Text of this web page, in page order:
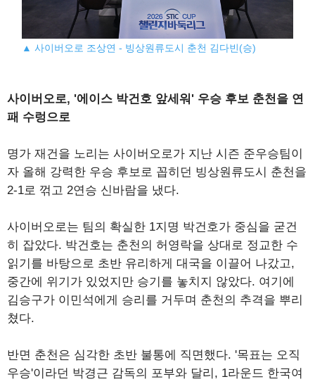
▲ 사이버오로 조상연 - 빙상원류도시 춘천 김다빈(승)
사이버오로, '에이스 박건호 앞세워' 우승 후보 춘천을 연
패 수렁으로
명가 재건을 노리는 사이버오로가 지난 시즌 준우승팀이
자 올해 강력한 우승 후보로 꼽히던 빙상원류도시 춘천을
2-1로 꺾고 2연승 신바람을 냈다.
사이버오로는 팀의 확실한 1지명 박건호가 중심을 굳건
히 잡았다. 박건호는 춘천의 허영락을 상대로 정교한 수
읽기를 바탕으로 초반 유리하게 대국을 이끌어 나갔고,
중간에 위기가 있었지만 승기를 놓치지 않았다. 여기에
김승구가 이민석에게 승리를 거두며 춘천의 추격을 뿌리
쳤다.
반면 춘천은 심각한 초반 불통에 직면했다. '목표는 오직
우승'이라던 박경근 감독의 포부와 달리, 1라운드 한국여